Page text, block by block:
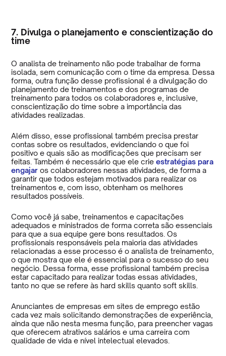
7. Divulga o planejamento e conscientização do
time
O analista de treinamento não pode trabalhar de forma
isolada, sem comunicação com o time da empresa. Dessa
forma, outra função desse profissional é a divulgação do
planejamento de treinamentos e dos programas de
treinamento para todos os colaboradores e, inclusive,
conscientização do time sobre a importância das
atividades realizadas.
Além disso, esse profissional também precisa prestar
contas sobre os resultados, evidenciando o que foi
positivo e quais são as modificações que precisam ser
feitas. Também é necessário que ele crieestratégias para
engajar os colaboradores nessas atividades, de forma a
garantir que todos estejam motivados para realizar os
treinamentos e, com isso, obtenham os melhores
resultados possíveis.
Como você já sabe, treinamentos e capacitações
adequados e ministrados de forma correta são essenciais
para que a sua equipe gere bons resultados. Os
profissionais responsáveis pela maioria das atividades
relacionadas a esse processo é o analista de treinamento,
o que mostra que ele é essencial para o sucesso do seu
negócio. Dessa forma, esse profissional também precisa
estar capacitado para realizar todas essas atividades,
tanto no que se refere às hard skills quanto soft skills.
Anunciantes de empresas em sites de emprego estão
cada vez mais solicitando demonstrações de experiência,
ainda que não nesta mesma função, para preencher vagas
que oferecem atrativos salários e uma carreira com
qualidade de vida e nível intelectual elevados.